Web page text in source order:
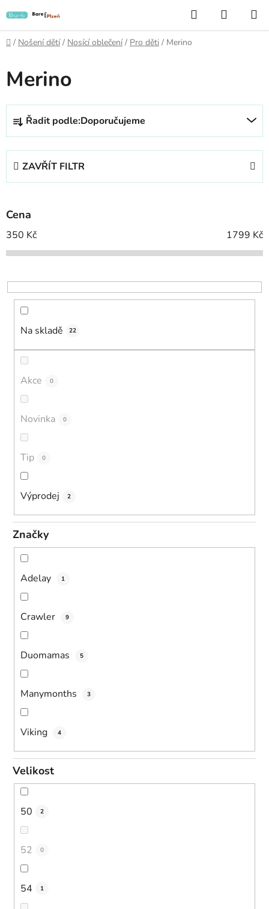
na
obsah
Hledat
KOŠÍK
Domů
/ Nošení dětí / Nosící oblečení / Pro děti / Merino
Merino
Ř
z
p
r
o
d
k
t
Řadit podle:Doporučujeme
ZAVŘÍT FILTR
Cena
350 Kč 1799 Kč
Na skladě 22
Akce 0
Novinka 0
Tip 0
Výprodej 2
Značky
Adelay 1
Crawler 9
Duomamas 5
Manymonths 3
Viking 4
Velikost
50 2
52 0
54 1